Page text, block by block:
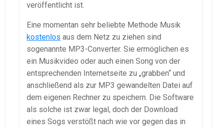
veröffentlicht ist.
Eine momentan sehr beliebte Methode Musik
kostenlos aus dem Netz zu ziehen sind
sogenannte MP3-Converter. Sie ermöglichen es
ein Musikvideo oder auch einen Song von der
entsprechenden Internetseite zu „grabben“ und
anschließend als zur MP3 gewandelten Datei auf
dem eigenen Rechner zu speichern. Die Software
als solche ist zwar legal, doch der Download
eines Sogs verstößt nach wie vor gegen das in